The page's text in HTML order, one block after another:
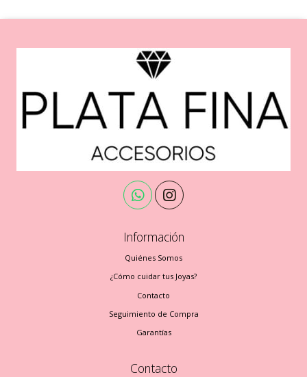
Información
Quiénes Somos
¿Cómo cuidar tus Joyas?
Contacto
Seguimiento de Compra
Garantías
Contacto